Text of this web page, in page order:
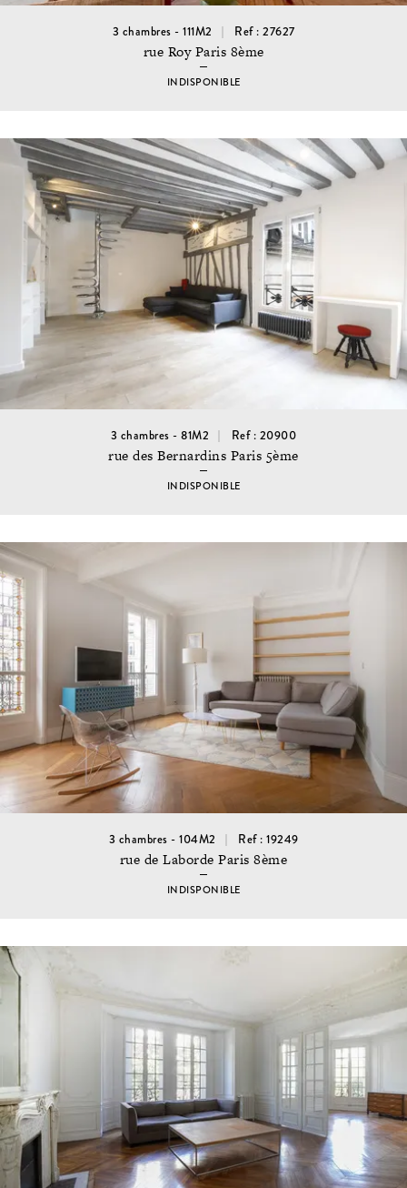
3 chambres - 111M2 Ref : 27627
rue Roy Paris 8ème
INDISPONIBLE
3 chambres - 81M2 Ref : 20900
rue des Bernardins Paris 5ème
INDISPONIBLE
3 chambres - 104M2 Ref : 19249
rue de Laborde Paris 8ème
INDISPONIBLE